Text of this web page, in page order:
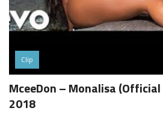
Clip
MceeDon – Monalisa
2018